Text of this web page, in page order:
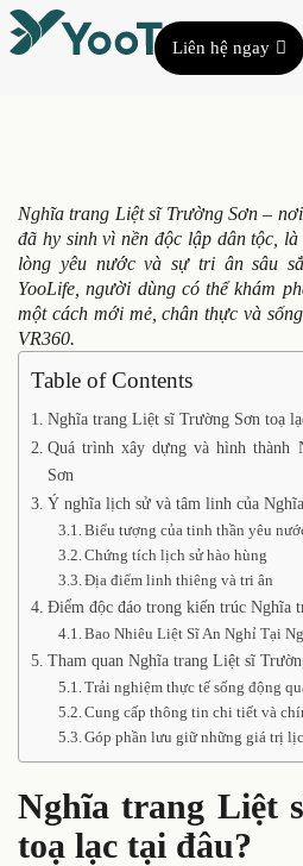
Liên hệ ngay
Nghĩa trang Liệt sĩ Trường Sơn –
đã hy sinh vì nền độc lập dân tộc,
lòng yêu nước và sự tri ân sâu
YooLife, người dùng có thể khám
một cách mới mẻ, chân thực và
VR360.
Table of Contents
Nghĩa trang Liệt sĩ Trường Sơn toạ
Quá trình xây dựng và hình thành
Sơn
Ý nghĩa lịch sử và tâm linh của
Biểu tượng của tinh thần yêu
Chứng tích lịch sử hào hùng
Địa điểm linh thiêng và tri ân
Điểm độc đáo trong kiến trúc Nghĩa
Bao Nhiêu Liệt Sĩ An Nghỉ Tại
Tham quan Nghĩa trang Liệt sĩ
Trải nghiệm thực tế sống động
Cung cấp thông tin chi tiết và
Góp phần lưu giữ những giá trị
Nghĩa trang Liệt
toạ lạc tại đâu?